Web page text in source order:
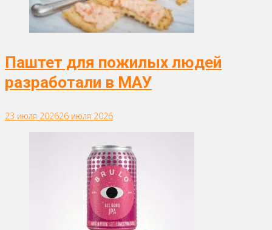
Паштет для пожилых людей
разработали в МАУ
23 июля 202626 июля 2026